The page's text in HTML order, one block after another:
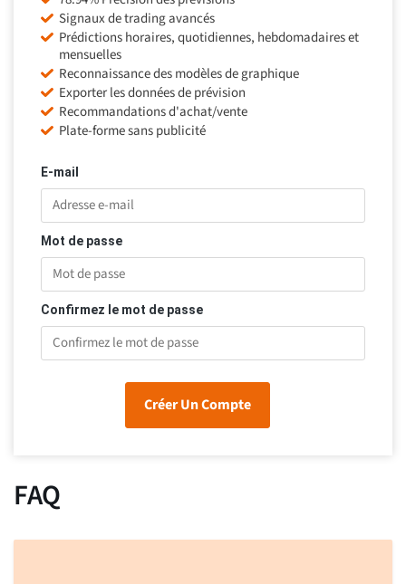
E-mail
Mot de passe
Confirmez le mot de passe
Créer Un Compte
Signaux de trading avancés
Prédictions horaires, quotidiennes, hebdomadaires et
mensuelles
Reconnaissance des modèles de graphique
Exporter les données de prévision
Recommandations d'achat/vente
Plate-forme sans publicité
FAQ